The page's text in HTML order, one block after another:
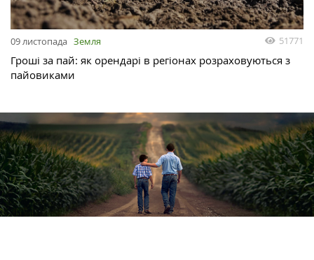
09 листопада Земля 51771
Гроші за пай: як орендарі в регіонах розраховуються з
пайовиками